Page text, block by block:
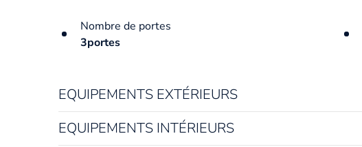
Nombre de portes
3portes
EQUIPEMENTS EXTÉRIEURS
EQUIPEMENTS INTÉRIEURS